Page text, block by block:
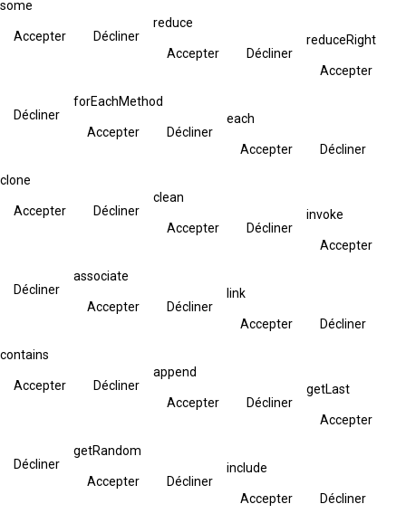
some
Accepter Décliner
reduce
Accepter Décliner
reduceRight
Accepter
Décliner
forEachMethod
Accepter Décliner
each
Accepter Décliner
clone
Accepter Décliner
clean
Accepter Décliner
invoke
Accepter
Décliner
associate
Accepter Décliner
link
Accepter Décliner
contains
Accepter Décliner
append
Accepter Décliner
getLast
Accepter
Décliner
getRandom
Accepter Décliner
include
Accepter Décliner